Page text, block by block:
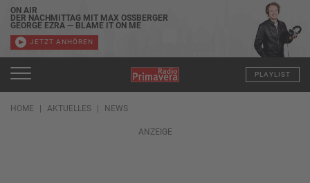
ON AIR
DER NACHMITTAG MIT MAX OSSBERGER
GEORGE EZRA — BLAME IT ON ME
JETZT ANHÖREN
PLAYLIST
HOME AKTUELLES NEWS
ANZEIGE